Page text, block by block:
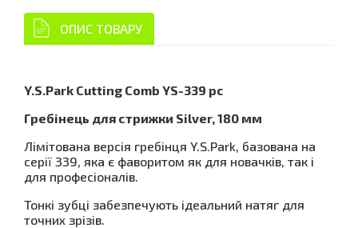
ОПИС ТОВАРУ
Y.S.Park Cutting Comb YS-339 pc
Гребінець для стрижки Silver, 180 мм
Лімітована версія гребінця Y.S.Park, базована на
серії 339, яка є фаворитом як для новачків, так і
для професіоналів.
Тонкі зубці забезпечують ідеальний натяг для
точних зрізів.